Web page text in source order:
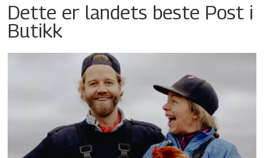
Dette er landets beste Post i
Butikk